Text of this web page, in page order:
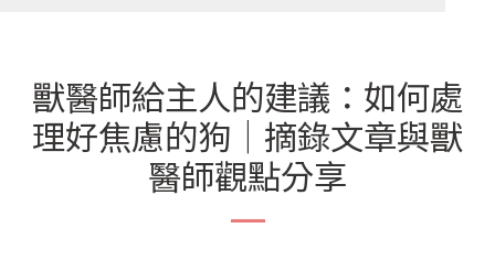
獸醫師給主人的建議：如何處
理好焦慮的狗│摘錄文章與獸
醫師觀點分享